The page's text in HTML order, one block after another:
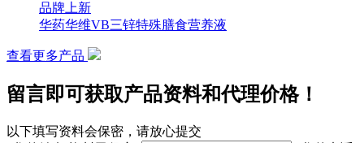
品牌上新
华药华维VB三锌特殊膳食营养液
查看更多产品
留言即可获取产品资料和代理价格！
以下填写资料会保密，请放心提交